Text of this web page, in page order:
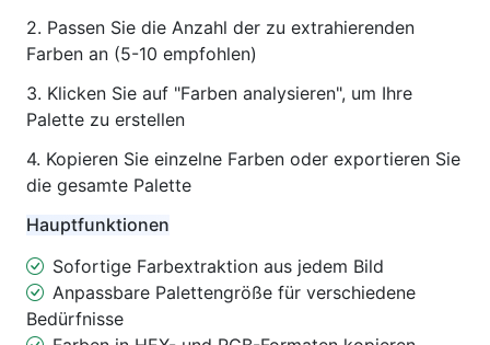
2. Passen Sie die Anzahl der zu extrahierenden
Farben an (5-10 empfohlen)
3. Klicken Sie auf "Farben analysieren", um Ihre
Palette zu erstellen
4. Kopieren Sie einzelne Farben oder exportieren Sie
die gesamte Palette
Hauptfunktionen
Sofortige Farbextraktion aus jedem Bild
Anpassbare Palettengröße für verschiedene
Bedürfnisse